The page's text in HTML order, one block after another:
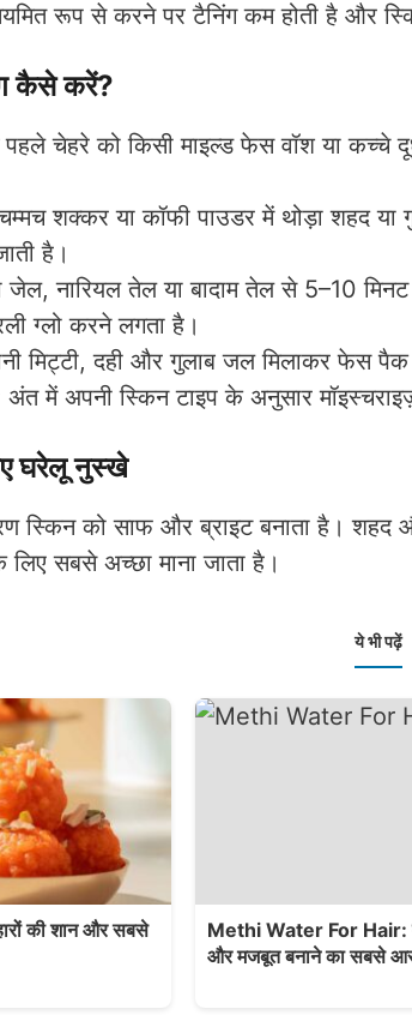
रूप से करने पर टैनिंग कम होती है और
कैसे करें?
पहले चेहरे को किसी माइल्ड फेस वॉश या
शक्कर या कॉफी पाउडर में थोड़ा शहद
है।
जेल, नारियल तेल या बादाम तेल से 5–10
ग्लो करने लगता है।
मिट्टी, दही और गुलाब जल मिलाकर फेस
अंत में अपनी स्किन टाइप के अनुसार
घरेलू नुस्खे
स्किन को साफ और ब्राइट बनाता है। शहद
सबसे अच्छा माना जाता है।
ये भी पढ़ें
की शान और सबसे
Methi Water For Hair:
और मजबूत बनाने का सबसे